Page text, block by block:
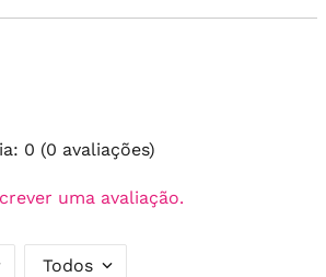
0 (0 avaliações)
uma avaliação.
Todos